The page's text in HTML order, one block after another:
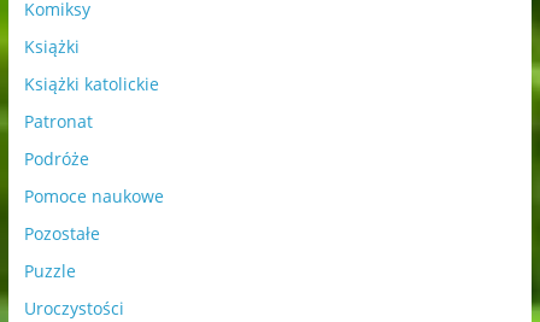
Komiksy
Książki
Książki katolickie
Patronat
Podróże
Pomoce naukowe
Pozostałe
Puzzle
Uroczystości